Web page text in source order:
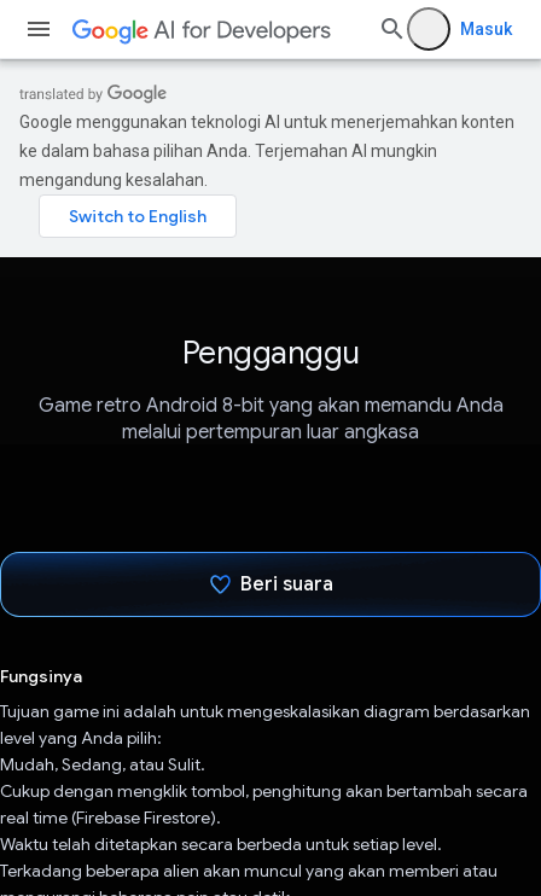
Masuk
Google menggunakan teknologi AI untuk menerjemahkan konten
ke dalam bahasa pilihan Anda. Terjemahan AI mungkin
mengandung kesalahan.
Pengganggu
Game retro Android 8-bit yang akan memandu Anda
melalui pertempuran luar angkasa
Beri suara
Fungsinya
Tujuan game ini adalah untuk mengeskalasikan diagram berdasarkan
level yang Anda pilih:
Mudah, Sedang, atau Sulit.
Cukup dengan mengklik tombol, penghitung akan bertambah secara
real time (Firebase Firestore).
Waktu telah ditetapkan secara berbeda untuk setiap level.
Terkadang beberapa alien akan muncul yang akan memberi atau